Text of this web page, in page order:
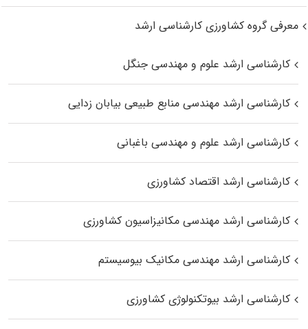
معرفی گروه کشاورزی کارشناسی ارشد
کارشناسی ارشد علوم و مهندسی جنگل
کارشناسی ارشد مهندسی منابع طبیعی بیابان زدایی
کارشناسی ارشد علوم و مهندسی باغبانی
کارشناسی ارشد اقتصاد کشاورزی
کارشناسی ارشد مهندسی مکانیزاسیون کشاورزی
کارشناسی ارشد مهندسی مکانیک بیوسیستم
کارشناسی ارشد بیوتکنولوژی کشاورزی